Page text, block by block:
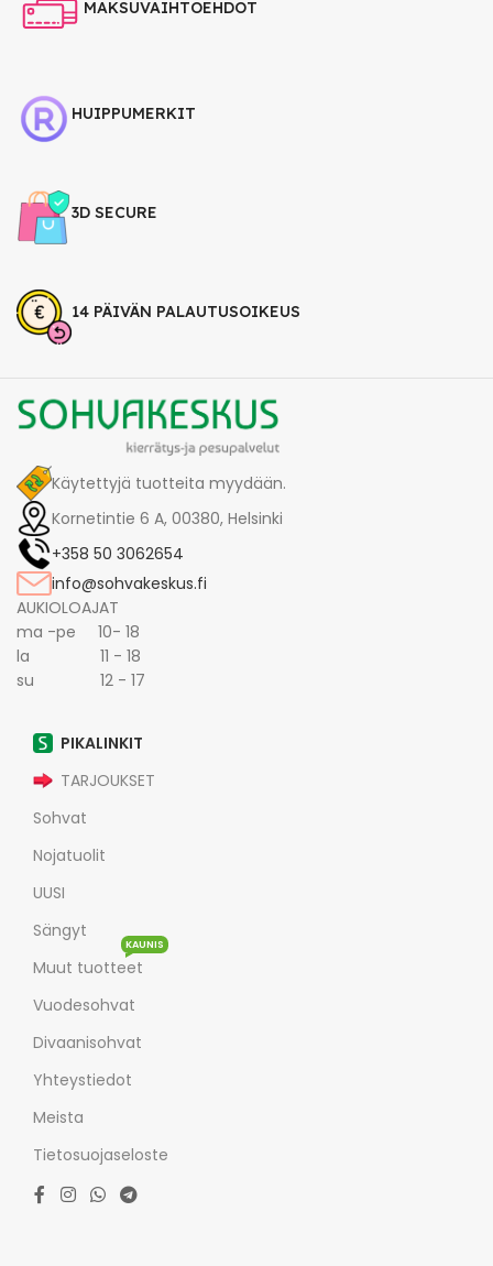
MAKSUVAIHTOEHDOT
HUIPPUMERKIT
3D SECURE
14 PÄIVÄN PALAUTUSOIKEUS
Käytettyjä tuotteita myydään.
Kornetintie 6 A, 00380, Helsinki
+358 50 3062654
info@sohvakeskus.fi
AUKIOLOAJAT
ma -pe 10- 18
la 11 - 18
su 12 - 17
PIKALINKIT
TARJOUKSET
Sohvat
Nojatuolit
UUSI
Sängyt
Muut tuotteet
KAUNIS
Vuodesohvat
Divaanisohvat
Yhteystiedot
Meista
Tietosuojaseloste